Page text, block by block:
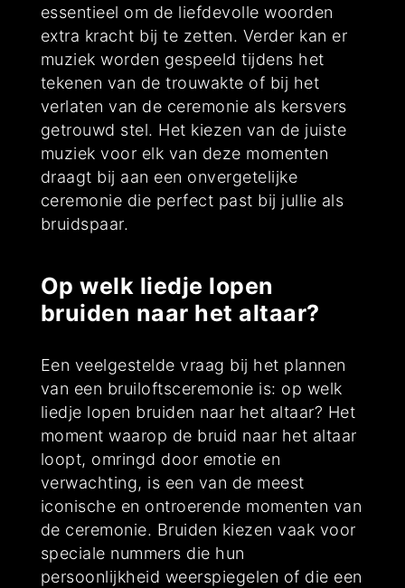
essentieel om de liefdevolle woorden
extra kracht bij te zetten. Verder kan er
muziek worden gespeeld tijdens het
tekenen van de trouwakte of bij het
verlaten van de ceremonie als kersvers
getrouwd stel. Het kiezen van de juiste
muziek voor elk van deze momenten
draagt bij aan een onvergetelijke
ceremonie die perfect past bij jullie als
bruidspaar.
Op welk liedje lopen
bruiden naar het altaar?
Een veelgestelde vraag bij het plannen
van een bruiloftsceremonie is: op welk
liedje lopen bruiden naar het altaar? Het
moment waarop de bruid naar het altaar
loopt, omringd door emotie en
verwachting, is een van de meest
iconische en ontroerende momenten van
de ceremonie. Bruiden kiezen vaak voor
speciale nummers die hun
persoonlijkheid weerspiegelen of die een